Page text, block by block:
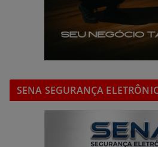
SENA SEGURANÇA